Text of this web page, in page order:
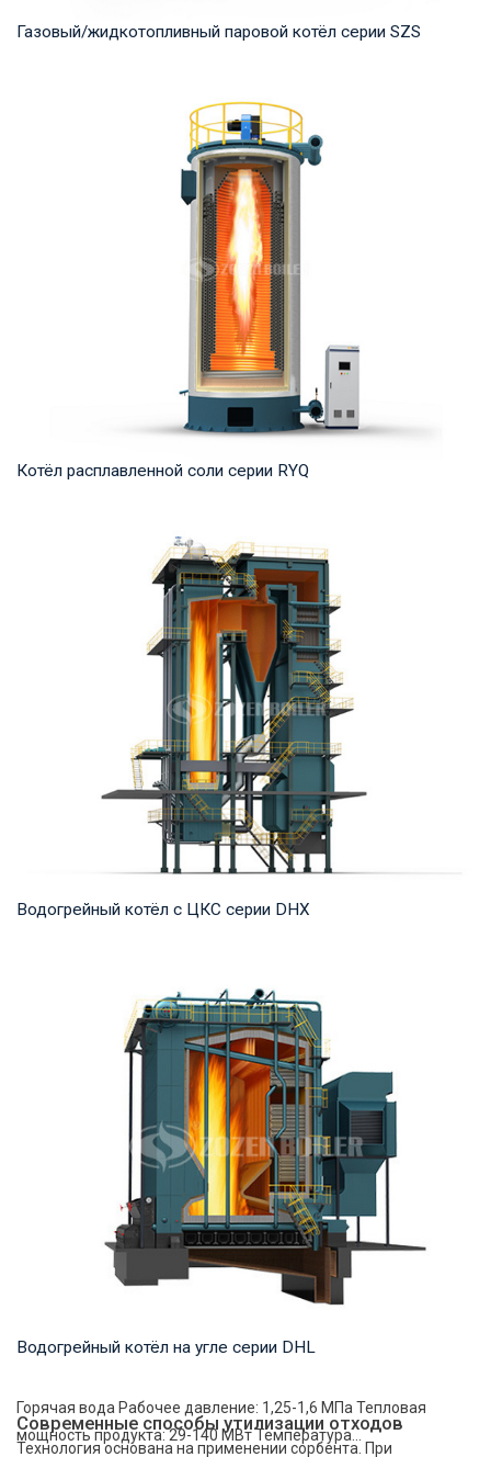
Газовый/жидкотопливный паровой котёл серии SZS
продукта: 10-50 т/ч Температура на выходе...
Котёл расплавленной соли серии RYQ
мощность продукта: 1,200-35,000 кВт Температ...
Водогрейный котёл с ЦКС серии DHX
мощность продукта: 58-116 МВт Температура...
Водогрейный котёл на угле серии DHL
Горячая вода Рабочее давление: 1,25-1,6 МПа Тепловая
мощность продукта: 29-140 МВт Температура...
Современные способы утилизации отходов
Технология основана на применении сорбента. При